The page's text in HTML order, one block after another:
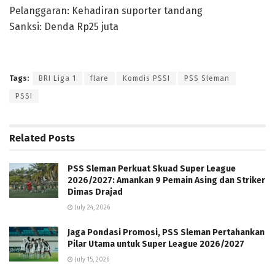
Pelanggaran: Kehadiran suporter tandang
Sanksi: Denda Rp25 juta
Tags: BRI Liga 1 flare Komdis PSSI PSS Sleman
PSSI
Related Posts
PSS Sleman Perkuat Skuad Super League
2026/2027: Amankan 9 Pemain Asing dan Striker
Dimas Drajad
July 24, 2026
Jaga Pondasi Promosi, PSS Sleman Pertahankan
Pilar Utama untuk Super League 2026/2027
July 15, 2026